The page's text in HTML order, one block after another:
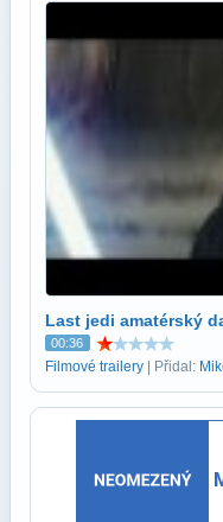
Last jedi amatérský
00:36
Filmové trailery | Přidal: